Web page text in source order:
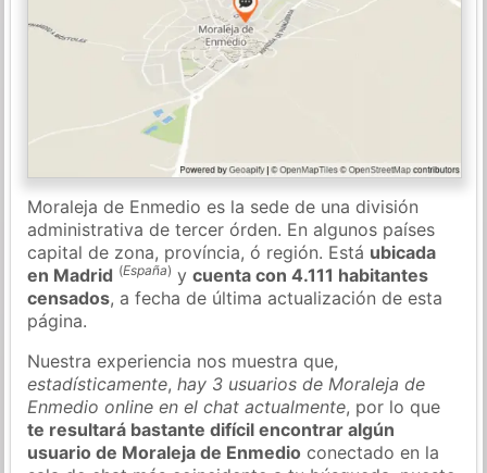
Moraleja de Enmedio es la sede de una división
administrativa de tercer órden. En algunos países
capital de zona, província, ó región. Está ubicada
en Madrid (España) ycuenta con 4.111 habitantes
censados, a fecha de última actualización de esta
página.
Nuestra experiencia nos muestra que,
estadísticamente,hay 3 usuarios de Moraleja de
Enmedio online en el chat actualmente, por lo que
te resultará bastante difícil encontrar algún
usuario de Moraleja de Enmedio conectado en la